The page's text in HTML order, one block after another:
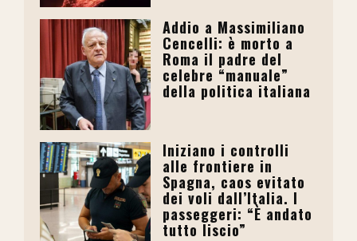
Addio a Massimiliano
Cencelli: è morto a
Roma il padre del
celebre “manuale”
della politica italiana
Iniziano i controlli
alle frontiere in
Spagna, caos evitato
dei voli dall’Italia. I
passeggeri: “È andato
tutto liscio”